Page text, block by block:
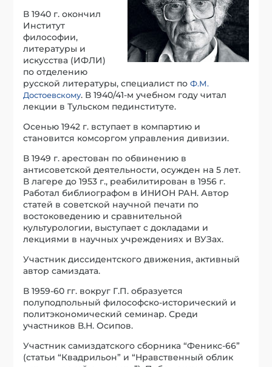
В 1940 г. окончил
Институт
философии,
литературы и
искусства (ИФЛИ)
по отделению
русской литературы, специалист поФ.М.
Достоевскому. В 1940/41-м учебном году читал
лекции в Тульском пединституте.
Осенью 1942 г. вступает в компартию и
становится комсоргом управления дивизии.
В 1949 г. арестован по обвинению в
антисоветской деятельности, осужден на 5 лет.
В лагере до 1953 г., реабилитирован в 1956 г.
Работал библиографом в ИНИОН РАН. Автор
статей в советской научной печати по
востоковедению и сравнительной
культурологии, выступает с докладами и
лекциями в научных учреждениях и ВУЗах.
Участник диссидентского движения, активный
автор самиздата.
В 1959-60 гг. вокруг Г.П. образуется
полуподпольный философско-исторический и
политэкономический семинар. Среди
участников В.Н. Осипов.
Участник самиздатского сборника “Феникс-66”
(статьи “Квадрильон” и “Нравственный облик